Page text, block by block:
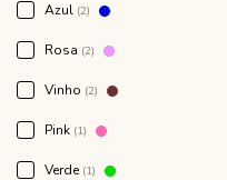
Azul (2)
Rosa (2)
Vinho (2)
Pink (1)
Verde (1)